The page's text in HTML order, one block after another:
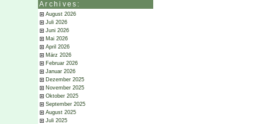
Archives:
August 2026
Juli 2026
Juni 2026
Mai 2026
April 2026
März 2026
Februar 2026
Januar 2026
Dezember 2025
November 2025
Oktober 2025
September 2025
August 2025
Juli 2025